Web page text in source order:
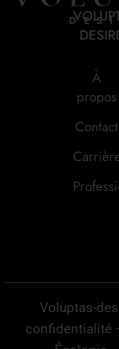
À
propos
Contact
Voluptas-
confidentialité